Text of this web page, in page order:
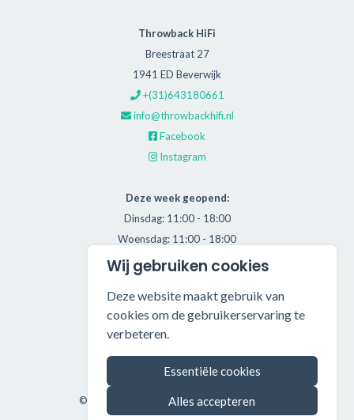
Throwback HiFi
Breestraat 27
1941 ED Beverwijk
+(31)643180661
info@throwbackhifi.nl
Facebook
Instagram
Deze week geopend:
Dinsdag: 11:00 - 18:00
Woensdag: 11:00 - 18:00
Donderdag: 11:00 - 21:00
Zaterdag: 11:00 - 17:00
Alle getoonde prijzen zijn incl. BTW.
Algemene Voorwaarden
Manage cookies
©2026 Throwback HiFi — All rights reserved.
Wij gebruiken cookies
Deze website maakt gebruik van
cookies om de gebruikerservaring te
verbeteren.
Essentiële cookies
Alles accepteren